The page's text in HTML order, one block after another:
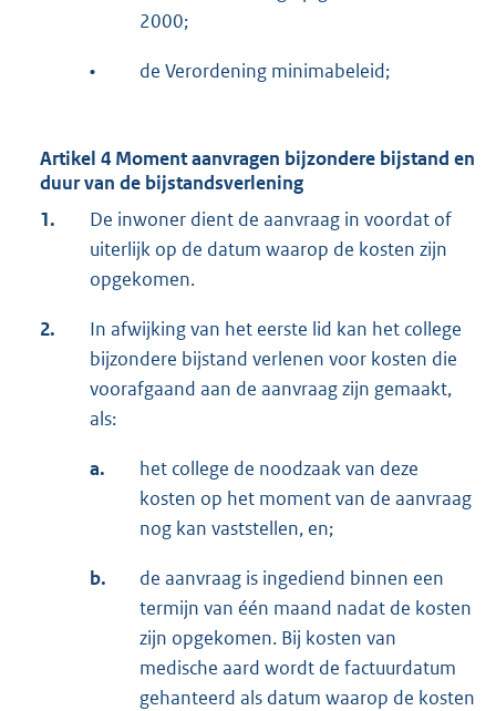
2000;
• de Verordening minimabeleid;
Artikel 4 Moment aanvragen bijzondere bijstand en
duur van de bijstandsverlening
1.
De inwoner dient de aanvraag in voordat of
uiterlijk op de datum waarop de kosten zijn
opgekomen.
2.
In afwijking van het eerste lid kan het college
bijzondere bijstand verlenen voor kosten die
voorafgaand aan de aanvraag zijn gemaakt,
als:
a.
het college de noodzaak van deze
kosten op het moment van de aanvraag
nog kan vaststellen, en;
b.
de aanvraag is ingediend binnen een
termijn van één maand nadat de kosten
zijn opgekomen. Bij kosten van
medische aard wordt de factuurdatum
gehanteerd als datum waarop de kosten